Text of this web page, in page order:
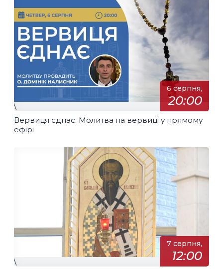
6 серпня,
20:00
\
Вервиця єднає. Молитва на вервиці у прямому
ефірі
7 серпня,
12:00
\